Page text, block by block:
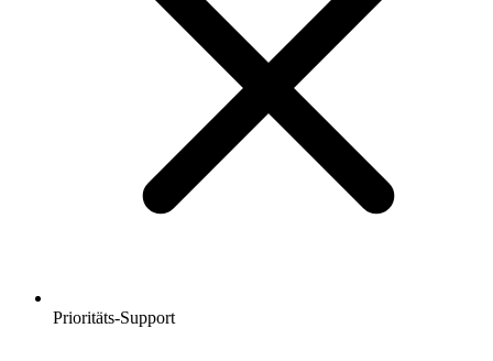
Prioritäts-Support